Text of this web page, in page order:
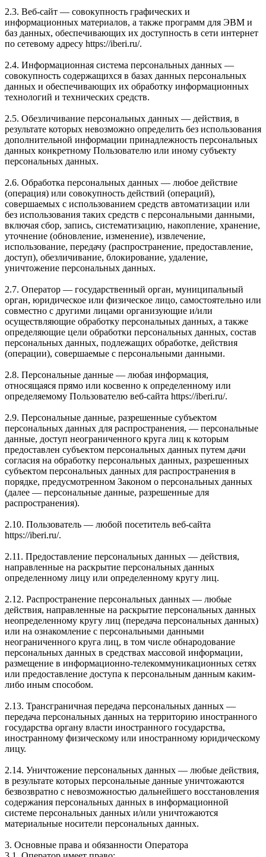
2.3. Веб-сайт — совокупность графических и
информационных материалов, а также программ для ЭВМ и
баз данных, обеспечивающих их доступность в сети интернет
по сетевому адресу https://iberi.ru/.
2.4. Информационная система персональных данных —
совокупность содержащихся в базах данных персональных
данных и обеспечивающих их обработку информационных
технологий и технических средств.
2.5. Обезличивание персональных данных — действия, в
результате которых невозможно определить без использования
дополнительной информации принадлежность персональных
данных конкретному Пользователю или иному субъекту
персональных данных.
2.6. Обработка персональных данных — любое действие
(операция) или совокупность действий (операций),
совершаемых с использованием средств автоматизации или
без использования таких средств с персональными данными,
включая сбор, запись, систематизацию, накопление, хранение,
уточнение (обновление, изменение), извлечение,
использование, передачу (распространение, предоставление,
доступ), обезличивание, блокирование, удаление,
уничтожение персональных данных.
2.7. Оператор — государственный орган, муниципальный
орган, юридическое или физическое лицо, самостоятельно или
совместно с другими лицами организующие и/или
осуществляющие обработку персональных данных, а также
определяющие цели обработки персональных данных, состав
персональных данных, подлежащих обработке, действия
(операции), совершаемые с персональными данными.
2.8. Персональные данные — любая информация,
относящаяся прямо или косвенно к определенному или
определяемому Пользователю веб-сайта https://iberi.ru/.
2.9. Персональные данные, разрешенные субъектом
персональных данных для распространения, — персональные
данные, доступ неограниченного круга лиц к которым
предоставлен субъектом персональных данных путем дачи
согласия на обработку персональных данных, разрешенных
субъектом персональных данных для распространения в
порядке, предусмотренном Законом о персональных данных
(далее — персональные данные, разрешенные для
распространения).
2.10. Пользователь — любой посетитель веб-сайта
https://iberi.ru/.
2.11. Предоставление персональных данных — действия,
направленные на раскрытие персональных данных
определенному лицу или определенному кругу лиц.
2.12. Распространение персональных данных — любые
действия, направленные на раскрытие персональных данных
неопределенному кругу лиц (передача персональных данных)
или на ознакомление с персональными данными
неограниченного круга лиц, в том числе обнародование
персональных данных в средствах массовой информации,
размещение в информационно-телекоммуникационных сетях
или предоставление доступа к персональным данным каким-
либо иным способом.
2.13. Трансграничная передача персональных данных —
передача персональных данных на территорию иностранного
государства органу власти иностранного государства,
иностранному физическому или иностранному юридическому
лицу.
2.14. Уничтожение персональных данных — любые действия,
в результате которых персональные данные уничтожаются
безвозвратно с невозможностью дальнейшего восстановления
содержания персональных данных в информационной
системе персональных данных и/или уничтожаются
материальные носители персональных данных.
3. Основные права и обязанности Оператора